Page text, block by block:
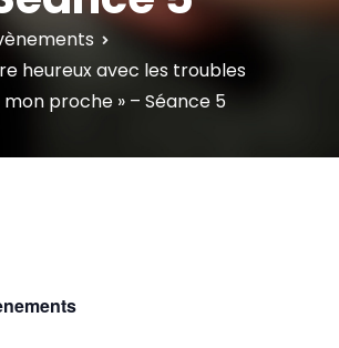
heureux avec les troubles
proche » – Séance 5